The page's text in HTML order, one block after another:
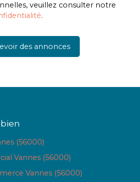
veuillez consulter notre
.
des annonces
(56000)
Vannes (56000)
Vannes (56000)